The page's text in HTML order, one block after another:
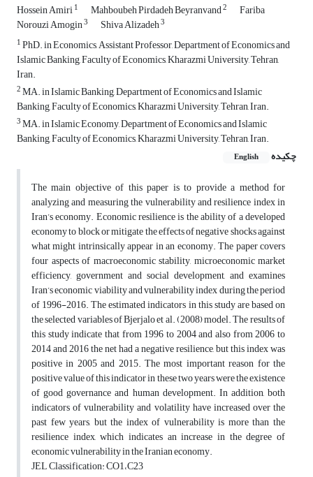
Hossein Amiri1 Mahboubeh Pirdadeh Beyranvand2 Fariba
Norouzi Amogin3 Shiva Alizadeh3
1PhD. in Economics, Assistant Professor, Department of Economics and
Islamic Banking, Faculty of Economics, Kharazmi University, Tehran,
Iran.
2MA. in Islamic Banking, Department of Economics and Islamic
Banking, Faculty of Economics, Kharazmi University, Tehran, Iran.
3MA. in Islamic Economy, Department of Economics and Islamic
Banking, Faculty of Economics, Kharazmi University, Tehran, Iran.
چکیده
English
The main objective of this paper is to provide a method for
analyzing and measuring the vulnerability and resilience index in
Iran’s economy. Economic resilience is the ability of a developed
economy to block or mitigate the effects of negative shocks against
what might intrinsically appear in an economy. The paper covers
four aspects of macroeconomic stability, microeconomic market
efficiency, government and social development, and examines
Iran’s economic viability and vulnerability index during the period
of 1996-2016. The estimated indicators in this study are based on
the selected variables of Bjerjalo et al. (2008) model. The results of
this study indicate that from 1996 to 2004 and also from 2006 to
2014 and 2016 the net had a negative resilience, but this index was
positive in 2005 and 2015. The most important reason for the
positive value of this indicator in these two years were the existence
of good governance and human development. In addition, both
indicators of vulnerability and volatility have increased over the
past few years, but the index of vulnerability is more than the
resilience index, which indicates an increase in the degree of
economic vulnerability in the Iranian economy.
JEL Classification: CO1،C23